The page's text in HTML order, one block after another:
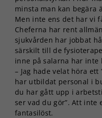
minsta man kan begära
Men inte ens det har vi
Cheferna har rent
sjukvården har jobbat
särskilt till de
inne på salarna har inte
– Jag hade velat höra ett
har utbildat personal i
du har gått upp i
ser vad du gör”. Att inte
fantasilöst.